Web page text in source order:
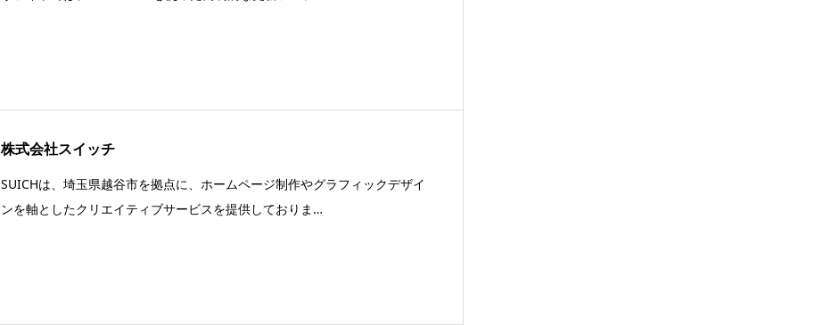
株式会社スイッチ
SUICHは、埼玉県越谷市を拠点に、ホームページ制作やグラフィックデザイ
ンを軸としたクリエイティブサービスを提供しておりま…